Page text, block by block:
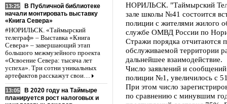
13:25
В Публичной библиотеке
начали монтировать выставку
«Книга Севера»
#НОРИЛЬСК. «Таймырский
телеграф» – Выставка «Книга
Севера» – завершающий этап
большого межмузейного проекта
«Освоение Севера: тысяча лет
успеха». Три сотни уникальных
артефактов расскажут свои…
13:05
В 2020 году на Таймыре
планируется рост налоговых и
НОРИЛЬСК. "Таймырский
зале школы №41 состоится
полиции с жителями жилого
службе ОМВД России по
Стражи порядка отчитаются
обслуживаемой территории
дальнейшее взаимодействие.
Число заявлений и
полиции №1, увеличилось с
При этом число
по сравнению с минувшим